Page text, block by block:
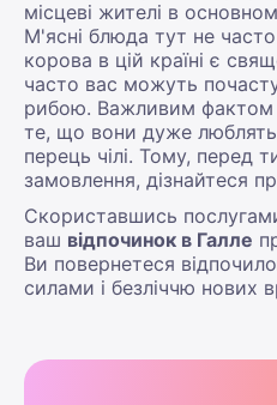
місцеві жителі в
М'ясні блюда тут не
корова в цій країні є
часто вас можуть
рибою. Важливим фактом
те, що вони дуже
перець чілі. Тому, перед
замовлення, дізнайтеся
Скориставшись
ваш відпочинок в Галле
Ви повернетеся
силами і безліччю нових